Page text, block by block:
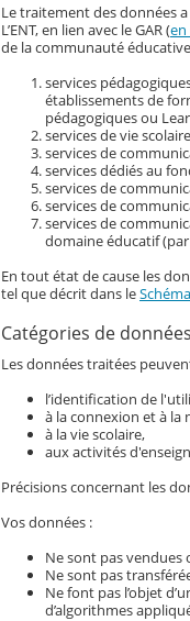
Le traitement des données
L’ENT, en lien avec le GAR (en
de la communauté
services
établissements de
pédagogiques ou
services de vie
services de
services dédiés au
services de
services de
services de
domaine éducatif
En tout état de cause les
tel que décrit dans le
Catégories de
Les données traitées
l’identification de
à la connexion et à la
à la vie scolaire,
aux activités
Précisions concernant les
Vos données :
Ne sont pas
Ne sont pas
Ne font pas l’objet
d’algorithmes